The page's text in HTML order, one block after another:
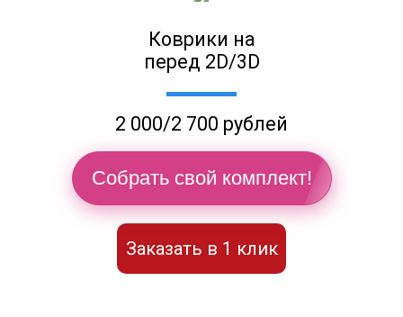
Коврики на
перед 2D/3D
2 000/2 700 рублей
Собрать свой комплект!
Заказать в 1 клик